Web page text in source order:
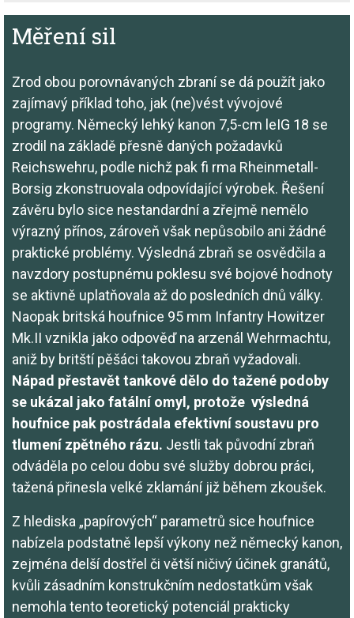
Měření sil
Zrod obou porovnávaných zbraní se dá použít jako
zajímavý příklad toho, jak (ne)vést vývojové
programy. Německý lehký kanon 7,5-cm leIG 18 se
zrodil na základě přesně daných požadavků
Reichswehru, podle nichž pak fi rma Rheinmetall-
Borsig zkonstruovala odpovídající výrobek. Řešení
závěru bylo sice nestandardní a zřejmě nemělo
výrazný přínos, zároveň však nepůsobilo ani žádné
praktické problémy. Výsledná zbraň se osvědčila a
navzdory postupnému poklesu své bojové hodnoty
se aktivně uplatňovala až do posledních dnů války.
Naopak britská houfnice 95 mm Infantry Howitzer
Mk.II vznikla jako odpověď na arzenál Wehrmachtu,
aniž by britští pěšáci takovou zbraň vyžadovali.
Nápad přestavět tankové dělo do tažené podoby
se ukázal jako fatální omyl, protože výsledná
houfnice pak postrádala efektivní soustavu pro
tlumení zpětného rázu. Jestli tak původní zbraň
odváděla po celou dobu své služby dobrou práci,
tažená přinesla velké zklamání již během zkoušek.
Z hlediska „papírových“ parametrů sice houfnice
nabízela podstatně lepší výkony než německý kanon,
zejména delší dostřel či větší ničivý účinek granátů,
kvůli zásadním konstrukčním nedostatkům však
nemohla tento teoretický potenciál prakticky